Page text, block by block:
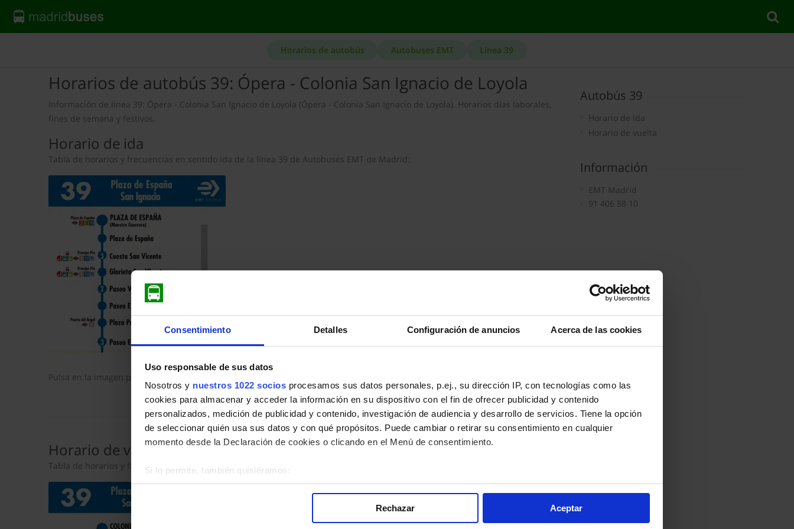
Consentimiento Detalles Configuración de anuncios Acerca de las cookies
Uso responsable de sus datos
Nosotros y nuestros 1022 socios procesamos sus datos personales, p.ej., su dirección IP, con tecnologías como las
cookies para almacenar y acceder la información en su dispositivo con el fin de ofrecer publicidad y contenido
personalizados, medición de publicidad y contenido, investigación de audiencia y desarrollo de servicios. Tiene la opción
de seleccionar quién usa sus datos y con qué propósitos. Puede cambiar o retirar su consentimiento en cualquier
momento desde la Declaración de cookies o clicando en el Menú de consentimiento.
Si lo permite, también quisiéramos:
Recopilar información sobre su ubicación geográfica que puede tener una precisión de varios metros
Identificar su dispositivo analizándolo activamente para buscar características específicas (huellas digitales)
Obtenga más información sobre cómo se procesan sus datos personales y establezca sus preferencias en la
. Puede cambiar o retirar su consentimiento en cualquier momento en la Declaración de cookies.
Rechazar Aceptar
Horarios de autobús Autobuses EMT Línea 39
Horarios de autobús 39: Ópera - Colonia San Ignacio de Loyola
Información de línea 39: Ópera - Colonia San Ignacio de Loyola (Ópera - Colonia San Ignacio de Loyola). Horarios días laborales,
fines de semana y festivos.
Horario de ida
Tabla de horarios y frecuencias en sentido ida de la línea 39 de Autobuses EMT de Madrid:
Pulsa en la imagen para mostrar el
Horario de vuelta
Tabla de horarios y frecuencias en sentido vuelta de la línea 39 de Autobuses EMT de Madrid:
Autobús 39
Horario de ida
Horario de vuelta
Información
EMT Madrid
91 406 88 10